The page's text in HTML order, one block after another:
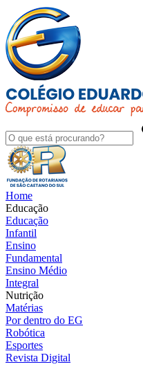
Home
Educação
Educação
Infantil
Ensino
Fundamental
Ensino Médio
Integral
Nutrição
Matérias
Por dentro do EG
Robótica
Esportes
Revista Digital